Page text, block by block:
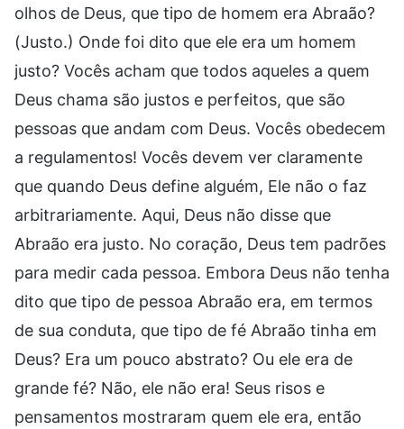
olhos de Deus, que tipo de homem era Abraão?
(Justo.) Onde foi dito que ele era um homem
justo? Vocês acham que todos aqueles a quem
Deus chama são justos e perfeitos, que são
pessoas que andam com Deus. Vocês obedecem
a regulamentos! Vocês devem ver claramente
que quando Deus define alguém, Ele não o faz
arbitrariamente. Aqui, Deus não disse que
Abraão era justo. No coração, Deus tem padrões
para medir cada pessoa. Embora Deus não tenha
dito que tipo de pessoa Abraão era, em termos
de sua conduta, que tipo de fé Abraão tinha em
Deus? Era um pouco abstrato? Ou ele era de
grande fé? Não, ele não era! Seus risos e
pensamentos mostraram quem ele era, então